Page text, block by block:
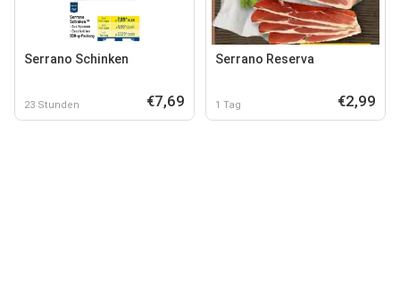
Serrano Schinken
23 Stunden €7,69
Serrano Reserva
1 Tag €2,99